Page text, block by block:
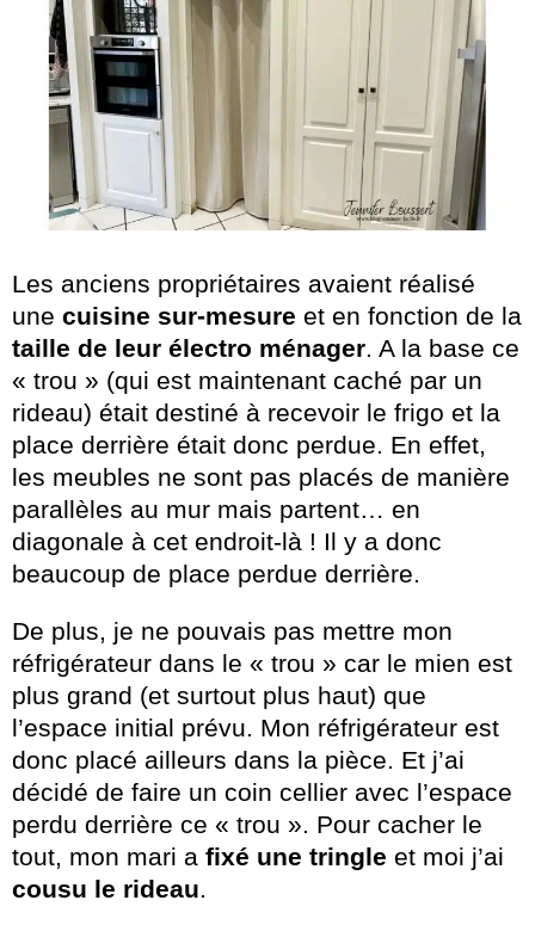
Les anciens propriétaires avaient réalisé
une cuisine sur-mesure et en fonction de la
taille de leur électro ménager . A la base ce
« trou » (qui est maintenant caché par un
rideau) était destiné à recevoir le frigo et la
place derrière était donc perdue. En effet,
les meubles ne sont pas placés de manière
parallèles au mur mais partent… en
diagonale à cet endroit-là ! Il y a donc
beaucoup de place perdue derrière.
De plus, je ne pouvais pas mettre mon
réfrigérateur dans le « trou » car le mien est
plus grand (et surtout plus haut) que
l’espace initial prévu. Mon réfrigérateur est
donc placé ailleurs dans la pièce. Et j’ai
décidé de faire un coin cellier avec l’espace
perdu derrière ce « trou ». Pour cacher le
tout, mon mari a fixé une tringle et moi j’ai
cousu le rideau